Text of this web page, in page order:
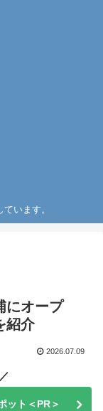
います。
にオープ
紹介
2026.07.09
ット＜PR＞